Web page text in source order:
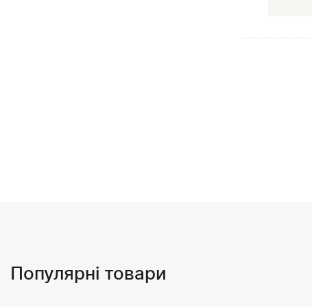
Популярні товари